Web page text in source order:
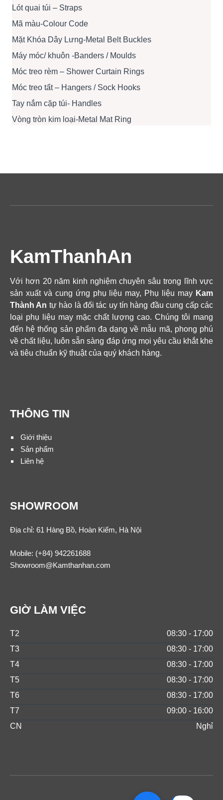
Lót quai túi – Straps
Mã màu-Colour Code
Mặt Khóa Dây Lưng-Metal Belt Buckles
Máy móc/ khuôn -Banders / Moulds
Móc treo rèm – Shower Curtain Rings
Móc treo tất – Hangers / Sock Hooks
Tay nắm cặp túi- Handles
Vòng tròn kim loại-Metal Mat Ring
KamThanhAn
Với hơn 20 năm kinh nghiệm chuyên sâu trong lĩnh vực
sản xuất và cung ứng phụ liệu may, Phụ liệu may Kam
Thành An tự hào là đối tác uy tín hàng đầu cung cấp các
loại phụ liệu may mặc chất lượng cao. Chúng tôi mang
đến hệ thống sản phẩm đa dạng về mẫu mã, phong phú
về chất liệu, luôn sẵn sàng đáp ứng mọi yêu cầu khắt khe
và tiêu chuẩn kỹ thuật của quý khách hàng.
THÔNG TIN
Giới thiệu
Sản phẩm
Liên hệ
SHOWROOM
Địa chỉ: 61 Hàng Bồ, Hoàn Kiếm, Hà Nội
Mobile: (+84) 942261688
Showroom@Kamthanhan.com
GIỜ LÀM VIỆC
T2
08:30 - 17:00
T3
08:30 - 17:00
T4
08:30 - 17:00
T5
08:30 - 17:00
T6
08:30 - 17:00
T7
09:00 - 16:00
CN
Nghỉ